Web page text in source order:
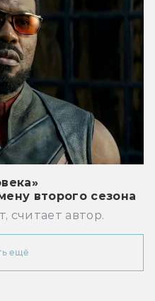
второго сезона
считает автор.
ещё